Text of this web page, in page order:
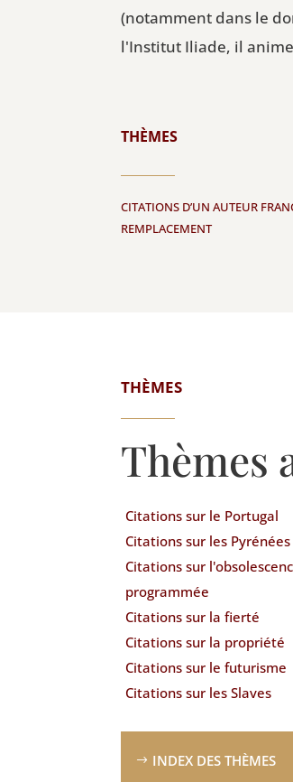
(notamment dans le
l'Institut Iliade, il
THÈMES
CITATIONS D’UN AUTEUR
REMPLACEMENT
THÈMES
Thèmes
Citations sur le Portugal
Citations sur les Pyrénées
Citations sur
programmée
Citations sur la fierté
Citations sur la propriété
Citations sur le futurisme
Citations sur les Slaves
INDEX DES THÈMES